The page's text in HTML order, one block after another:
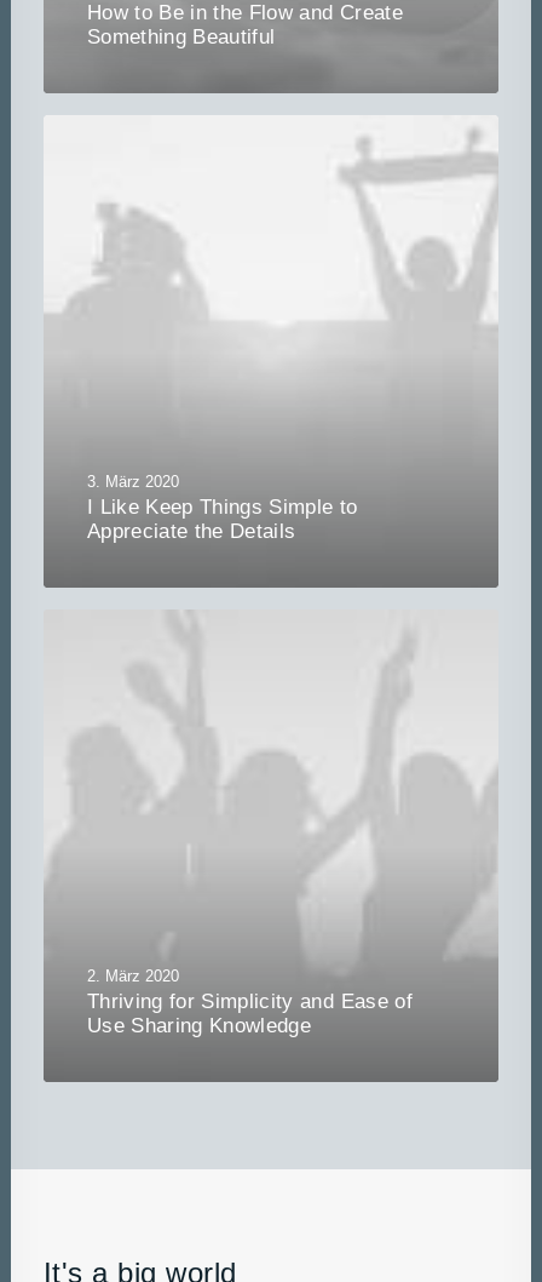
How to Be in the Flow and Create
Something Beautiful
3. März 2020
I Like Keep Things Simple to
Appreciate the Details
2. März 2020
Thriving for Simplicity and Ease of
Use Sharing Knowledge
It's a big world